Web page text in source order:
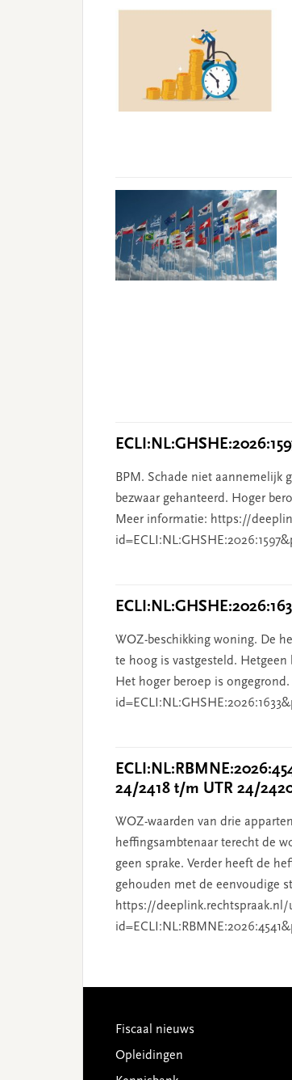
BPM. Schade niet aannemelijk
bezwaar gehanteerd. Hoger
Meer informatie: https://
WOZ-beschikking woning. De
te hoog is vastgesteld.
Het hoger beroep is
24/2418 t/m UTR 24/
WOZ-waarden van drie
heffingsambtenaar terecht de
geen sprake. Verder heeft de
gehouden met de eenvoudige
https://deeplink.rechtspraak.nl/
Footer
Fiscaal nieuws
Opleidingen